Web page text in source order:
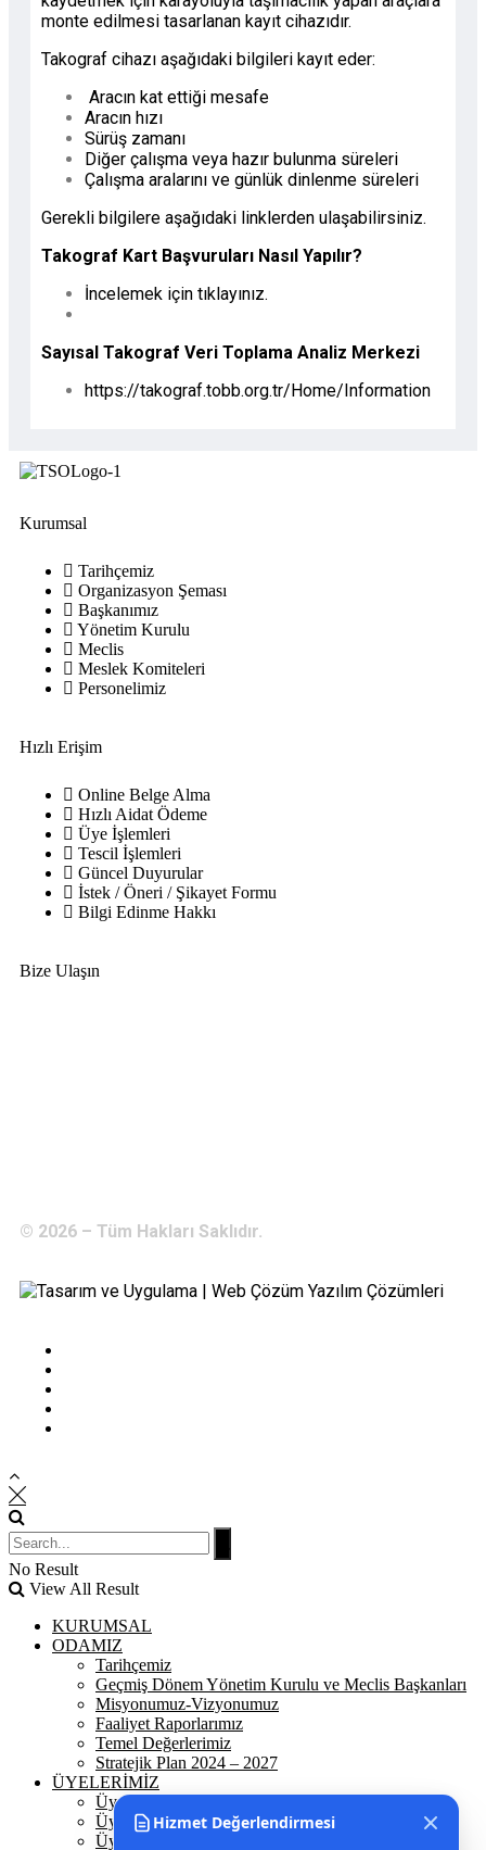
monte edilmesi tasarlanan kayıt cihazıdır.
Takograf cihazı aşağıdaki bilgileri kayıt eder:
Aracın kat ettiği mesafe
Aracın hızı
Sürüş zamanı
Diğer çalışma veya hazır bulunma süreleri
Çalışma aralarını ve günlük dinlenme süreleri
Gerekli bilgilere aşağıdaki linklerden ulaşabilirsiniz.
Takograf Kart Başvuruları Nasıl Yapılır?
İncelemek için tıklayınız.
Sayısal Takograf Veri Toplama Analiz Merkezi
https://takograf.tobb.org.tr/Home/Information
Kurumsal
Tarihçemiz
Organizasyon Şeması
Başkanımız
Yönetim Kurulu
Meclis
Meslek Komiteleri
Personelimiz
Hızlı Erişim
Online Belge Alma
Hızlı Aidat Ödeme
Üye İşlemleri
Tescil İşlemleri
Güncel Duyurular
İstek / Öneri / Şikayet Formu
Bilgi Edinme Hakkı
Bize Ulaşın
© 2026 – Tüm Hakları Saklıdır.
Hizmet Değerlendirmesi
No Result
View All Result
KURUMSAL
ODAMIZ
Tarihçemiz
Geçmiş Dönem Yönetim Kurulu ve Meclis Başkanları
Misyonumuz-Vizyonumuz
Faaliyet Raporlarımız
Temel Değerlerimiz
Stratejik Plan 2024 – 2027
ÜYELERİMİZ
Üyelerimiz
Üyelik
Üyelik Ön Başvuru